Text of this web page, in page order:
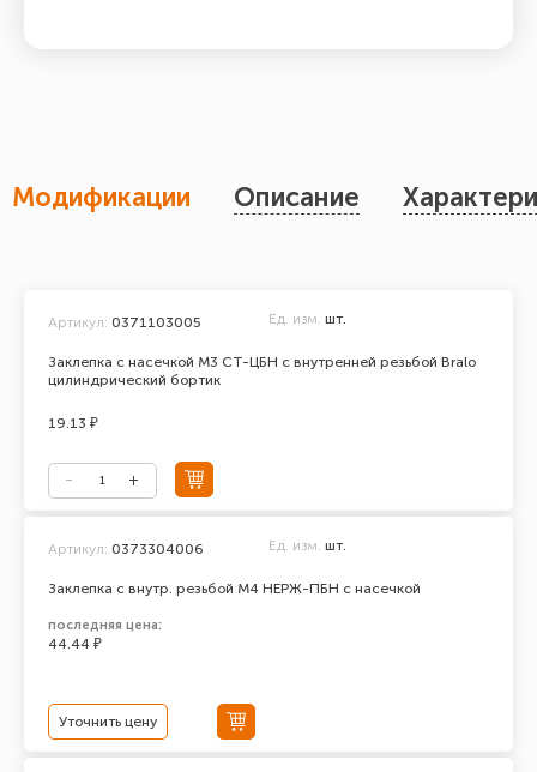
Модификации Описание
Заклепка с насечкой М3 СТ-ЦБН с внутренней резьбой Bralo
цилиндрический бортик
Артикул: 0371103005 Ед. изм. шт.
19.13 ₽
Заклепка с внутр. резьбой М4 НЕРЖ-ПБН с насечкой
Артикул: 0373304006 Ед. изм. шт.
последняя цена:
44.44 ₽
Уточнить цену